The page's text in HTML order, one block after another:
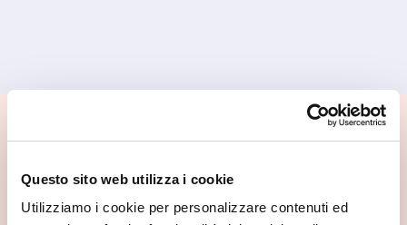
Questo sito web utilizza i cookie
Utilizziamo i cookie per personalizzare contenuti ed
📍 Cosa vedere nei dintorni
Se vuoi scoprire di più su questa zona, qui trovi altri
spunti utili.